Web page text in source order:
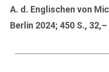
A. d. Englischen von
Berlin 2024; 450 S.,